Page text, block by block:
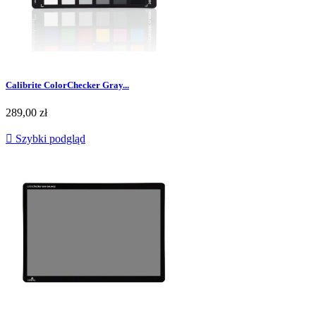
Calibrite ColorChecker Gray...
289,00 zł
 Szybki podgląd